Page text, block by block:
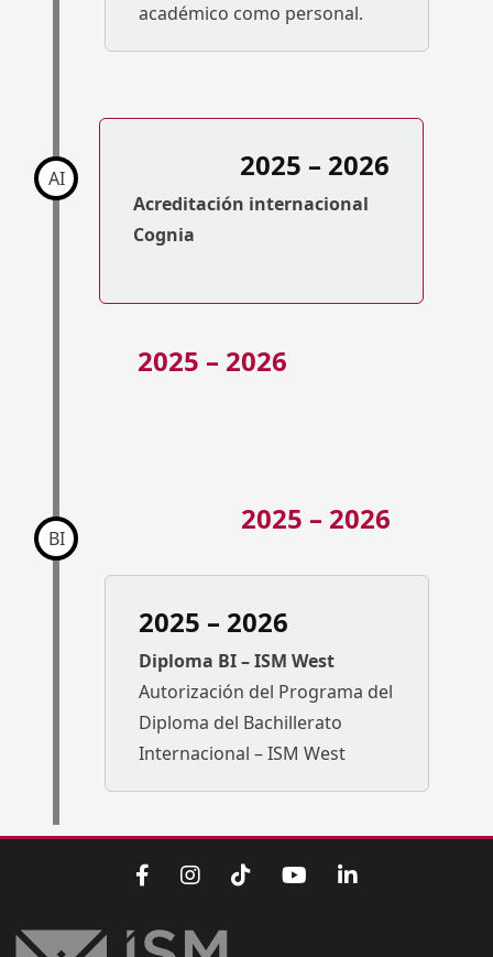
académico como personal.
2025 – 2026
Acreditación internacional
Cognia
AI
2025 – 2026
2025 – 2026
BI
2025 – 2026
Diploma BI – ISM West
Autorización del Programa del
Diploma del Bachillerato
Internacional – ISM West